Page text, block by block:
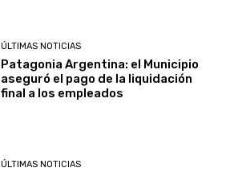
ÚLTIMAS NOTICIAS
Patagonia Argentina: el Municipio
aseguró el pago de la liquidación
final a los empleados
ÚLTIMAS NOTICIAS